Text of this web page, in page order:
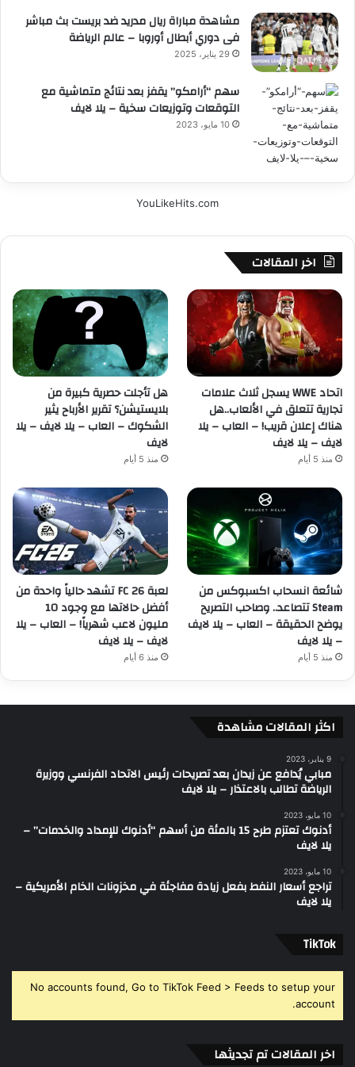
مشاهدة مباراة ريال مدريد ضد بريست بث مباشر
فى دوري أبطال أوروبا – عالم الرياضة
29 يناير، 2025
سهم “أرامكو” يقفز بعد نتائج متماشية مع
التوقعات وتوزيعات سخية – يلا لايف
10 مايو، 2023
YouLikeHits.com
اخر المقالات
اتحاد WWE يسجل ثلاث علامات
تجارية تتعلق في الألعاب..هل
هناك إعلان قريب! – العاب – يلا
لايف – يلا لايف
منذ 5 أيام
هل تأجلت حصرية كبيرة من
بلايستيشن؟ تقرير الأرباح يثير
الشكوك – العاب – يلا لايف – يلا
لايف
منذ 5 أيام
شائعة انسحاب اكسبوكس من
Steam تتصاعد.. وصاحب التصريح
يوضح الحقيقة – العاب – يلا لايف
– يلا لايف
منذ 5 أيام
لعبة FC 26 تشهد حالياً واحدة من
أفضل حالاتها مع وجود 10
مليون لاعب شهرياً! – العاب – يلا
لايف – يلا لايف
منذ 6 أيام
اكثر المقالات مشاهدة
9 يناير، 2023
مبابي يُدافع عن زيدان بعد تصريحات رئيس الاتحاد الفرنسي ووزيرة
الرياضة تطالب بالاعتذار – يلا لايف
10 مايو، 2023
أدنوك تعتزم طرح 15 بالمئة من أسهم “أدنوك للإمداد والخدمات” –
يلا لايف
10 مايو، 2023
تراجع أسعار النفط بفعل زيادة مفاجئة في مخزونات الخام الأمريكية –
يلا لايف
‫TikTok
No accounts found, Go to TikTok Feed > Feeds to setup your
account.
اخر المقالات تم تجديثها